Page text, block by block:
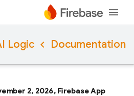
Documentation
Logic
2, 2026, Firebase App